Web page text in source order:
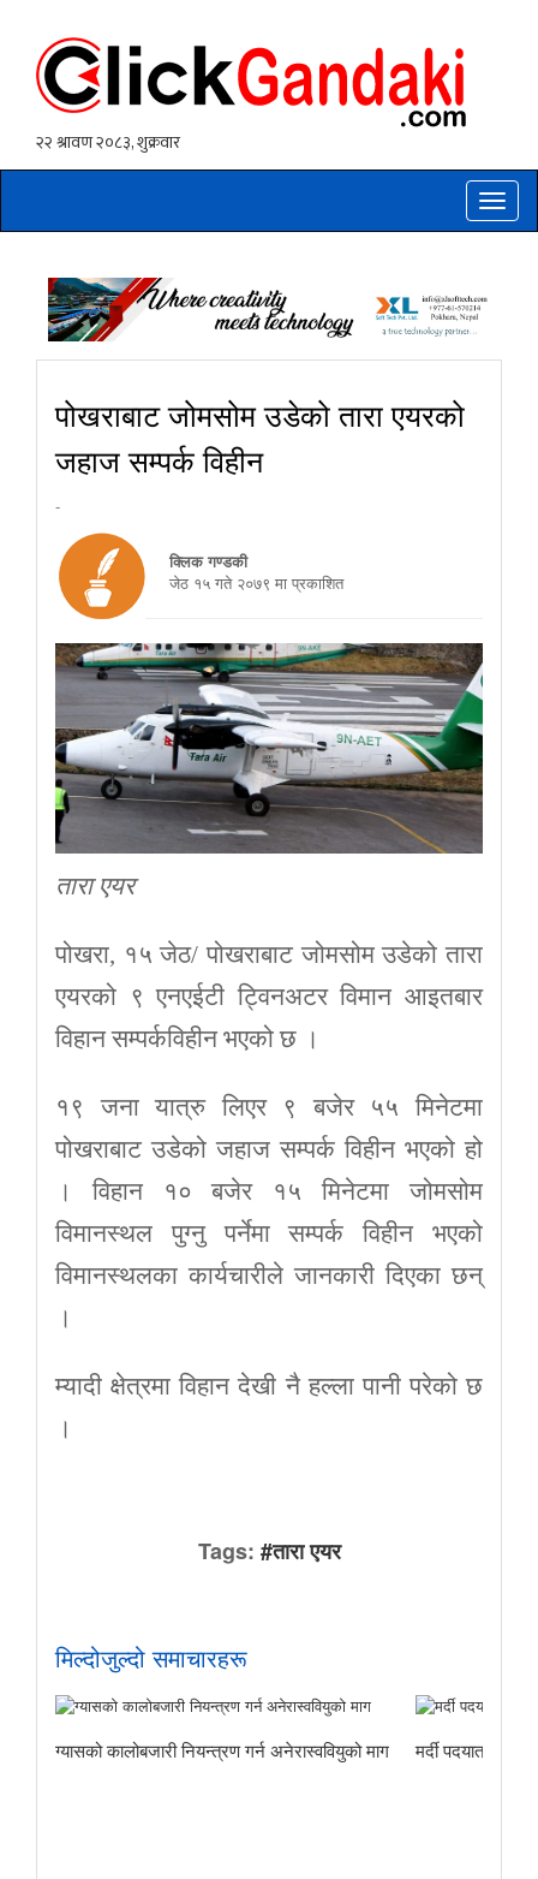
Toggle
पोखराबाट जोमसोम उडेको तारा एयरको
जहाज सम्पर्क विहीन
-
क्लिक गण्डकी
जेठ १५ गते २०७९ मा प्रकाशित
तारा एयर
पोखरा, १५ जेठ/ पोखराबाट जोमसोम उडेको तारा
एयरको ९ एनएईटी ट्विनअटर विमान आइतबार
विहान सम्पर्कविहीन भएको छ ।
१९ जना यात्रु लिएर ९ बजेर ५५ मिनेटमा
पोखराबाट उडेको जहाज सम्पर्क विहीन भएको हो
। विहान १० बजेर १५ मिनेटमा जोमसोम
विमानस्थल पुग्नु पर्नेमा सम्पर्क विहीन भएको
विमानस्थलका कार्यचारीले जानकारी दिएका छन्
।
म्यादी क्षेत्रमा विहान देखी नै हल्ला पानी परेको छ
।
Tags: #तारा एयर
मिल्दोजुल्दो समाचारहरू
ग्यासको कालोबजारी नियन्त्रण गर्न अनेरास्ववियुको माग मर्दी